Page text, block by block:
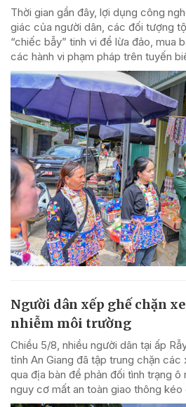
Thời gian gần đây, lợi dụng công
giác của người dân, các đối tượng
“chiếc bẫy” tinh vi để lừa đảo, mua
các hành vi phạm pháp trên tuyến
Người dân xếp ghế chặn
nhiễm môi trường
Chiều 5/8, nhiều người dân tại ấp
tỉnh An Giang đã tập trung chặn
qua địa bàn để phản đối tình trạng ô
nguy cơ mất an toàn giao thông kéo